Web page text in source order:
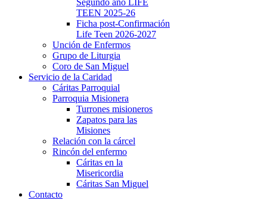
Segundo año LIFE
TEEN 2025-26
Ficha post-Confirmación
Life Teen 2026-2027
Unción de Enfermos
Grupo de Liturgia
Coro de San Miguel
Servicio de la Caridad
Cáritas Parroquial
Parroquia Misionera
Turrones misioneros
Zapatos para las
Misiones
Relación con la cárcel
Rincón del enfermo
Cáritas en la
Misericordia
Cáritas San Miguel
Contacto